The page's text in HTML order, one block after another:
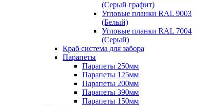
(Серый графит)
Угловые планки RAL 9003
(Белый)
Угловые планки RAL 7004
(Серый)
Краб система для забора
Парапеты
Парапеты 250мм
Парапеты 125мм
Парапеты 200мм
Парапеты 390мм
Парапеты 150мм